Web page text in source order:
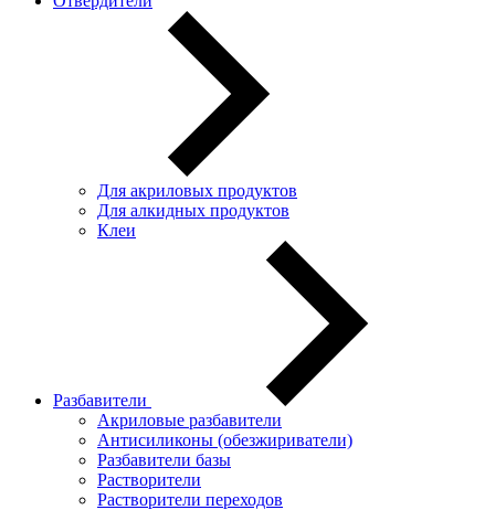
Для акриловых продуктов
Для алкидных продуктов
Клеи
Разбавители
Акриловые разбавители
Антисиликоны (обезжириватели)
Разбавители базы
Растворители
Растворители переходов